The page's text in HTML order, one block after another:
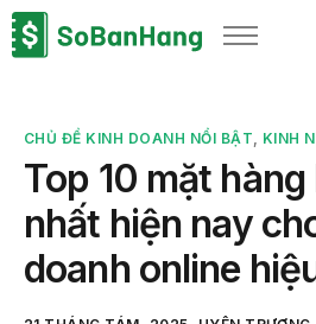
Sản phẩm
Bảng giá
Blog
Thông tin thuế
Về chúng tôi
CHỦ ĐỀ KINH DOANH NỔI BẬT, KINH
Top 10 mặt
nhất hiện nay
doanh online